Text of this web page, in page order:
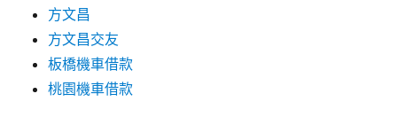
方文昌
方文昌交友
板橋機車借款
桃園機車借款